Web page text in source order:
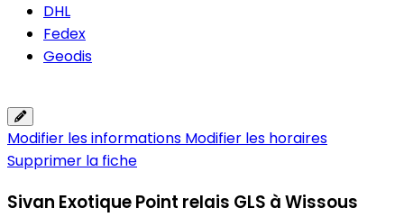
DHL
Fedex
Geodis
Modifier les informations Modifier les horaires
Supprimer la fiche
Sivan ExotiquePoint relais GLS à Wissous